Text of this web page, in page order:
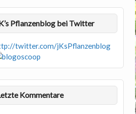
Pflanzenblog bei Twitter
twitter.com/jKsPflanzenblog
Kommentare